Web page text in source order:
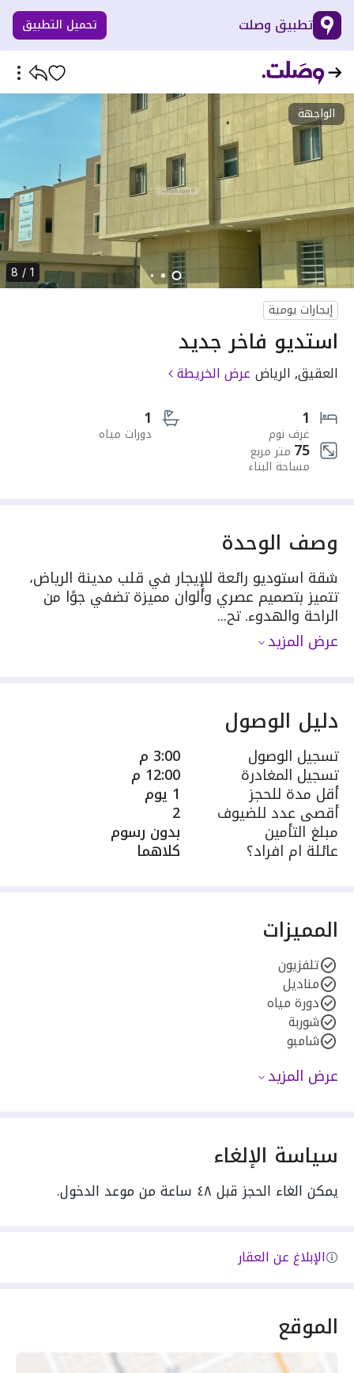
تطبيق وصلت تحميل التطبيق
الواجهة
1 / 8
إيجارات يومية
استديو فاخر جديد
العقيق, الرياض عرض الخريطة
1
غرف نوم
1
دورات مياه
75 متر مربع
مساحة البناء
وصف الوحدة
شقة استوديو رائعة للإيجار في قلب مدينة الرياض،
تتميز بتصميم عصري وألوان مميزة تضفي جوًا من
الراحة والهدوء. تح...
عرض المزيد
دليل الوصول
تسجيل الوصول 3:00 م
تسجيل المغادرة 12:00 م
أقل مدة للحجز 1 يوم
أقصى عدد للضيوف 2
مبلغ التأمين بدون رسوم
عائلة ام افراد؟ كلاهما
المميزات
تلفزيون
مناديل
دورة مياه
شوربة
شامبو
عرض المزيد
سياسة الإلغاء
يمكن الغاء الحجز قبل ٤٨ ساعة من موعد الدخول.
الإبلاغ عن العقار
الموقع